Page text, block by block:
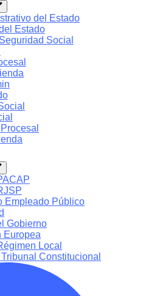
del Estado
Estado
Social
Empleado Público
Gobierno
Europea
Local
Constitucional